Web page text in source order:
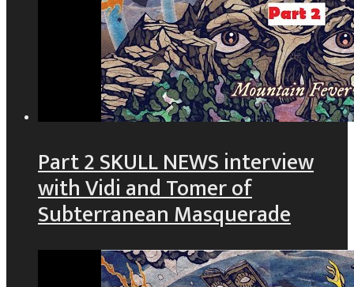
Part 2 SKULL NEWS interview
with Vidi and Tomer of
Subterranean Masquerade